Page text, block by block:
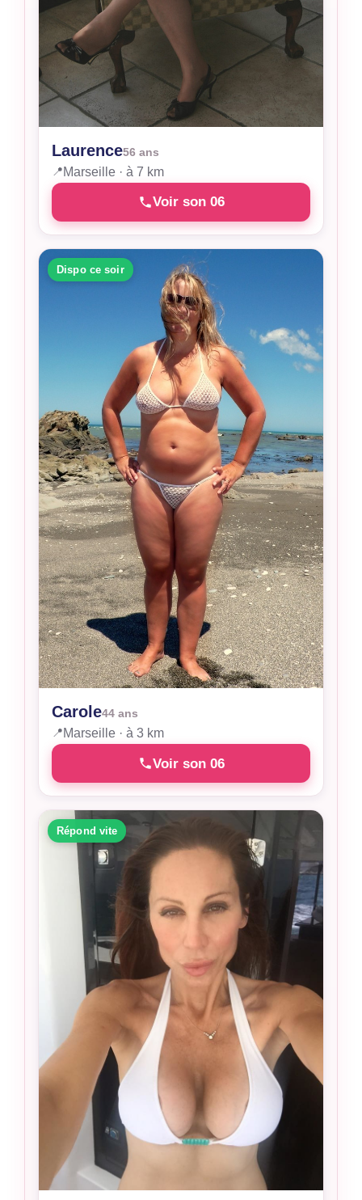
Laurence56 ans
📍Marseille · à 7 km
Voir son 06
Dispo ce soir
Carole44 ans
📍Marseille · à 3 km
Voir son 06
Répond vite